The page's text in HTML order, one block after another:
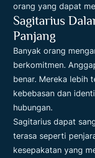
orang yang dapat
Sagitarius
Panjang
Banyak orang
berkomitmen.
benar. Mereka lebih
kebebasan dan
hubungan.
Sagitarius dapat
terasa seperti
kesepakatan yang